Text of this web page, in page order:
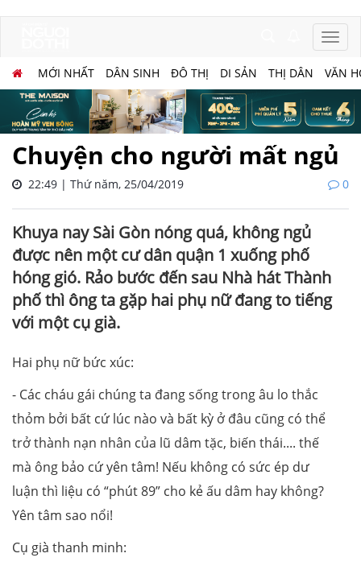
MỚI NHẤT DÂN SINH ĐÔ THỊ DI SẢN THỊ DÂN VĂN
Chuyện cho người mất ngủ
22:49 | Thứ năm, 25/04/2019 0
Khuya nay Sài Gòn nóng quá, không ngủ
được nên một cư dân quận 1 xuống phố
hóng gió. Rảo bước đến sau Nhà hát Thành
phố thì ông ta gặp hai phụ nữ đang to tiếng
với một cụ già.
Hai phụ nữ bức xúc:
- Các cháu gái chúng ta đang sống trong âu lo thắc
thỏm bởi bất cứ lúc nào và bất kỳ ở đâu cũng có thể
trở thành nạn nhân của lũ dâm tặc, biến thái.... thế
mà ông bảo cứ yên tâm! Nếu không có sức ép dư
luận thì liệu có “phút 89” cho kẻ ấu dâm hay không?
Yên tâm sao nổi!
Cụ già thanh minh: